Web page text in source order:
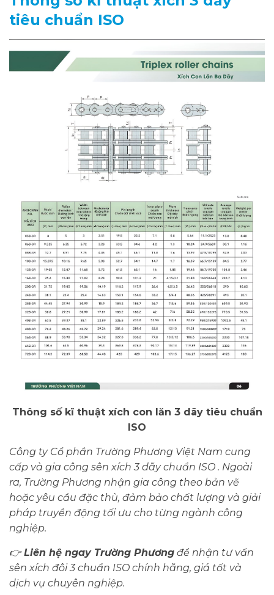
tiêu chuẩn ISO
Thông số kĩ thuật xích con lăn 3 dãy tiêu chuẩn
ISO
Công ty Cổ phần Trường Phương Việt Nam cung
cấp và gia công sên xích 3 dãy chuẩn ISO . Ngoài
ra, Trường Phương nhận gia công theo bản vẽ
hoặc yêu cầu đặc thù, đảm bảo chất lượng và giải
pháp truyền động tối ưu cho từng ngành công
nghiệp.
👉Liên hệ ngay Trường Phương để nhận tư vấn
sên xích đôi 3 chuẩn ISO chính hãng, giá tốt và
dịch vụ chuyên nghiệp.